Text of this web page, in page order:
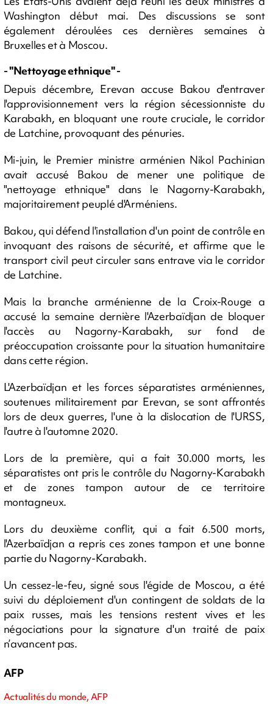
Washington début mai. Des discussions se sont
également déroulées ces dernières semaines à
Bruxelles et à Moscou.
- "Nettoyage ethnique" -
Depuis décembre, Erevan accuse Bakou d'entraver
l'approvisionnement vers la région sécessionniste du
Karabakh, en bloquant une route cruciale, le corridor
de Latchine, provoquant des pénuries.
Mi-juin, le Premier ministre arménien Nikol Pachinian
avait accusé Bakou de mener une politique de
"nettoyage ethnique" dans le Nagorny-Karabakh,
majoritairement peuplé d'Arméniens.
Bakou, qui défend l'installation d'un point de contrôle en
invoquant des raisons de sécurité, et affirme que le
transport civil peut circuler sans entrave via le corridor
de Latchine.
Mais la branche arménienne de la Croix-Rouge a
accusé la semaine dernière l'Azerbaïdjan de bloquer
l'accès au Nagorny-Karabakh, sur fond de
préoccupation croissante pour la situation humanitaire
dans cette région.
L'Azerbaïdjan et les forces séparatistes arméniennes,
soutenues militairement par Erevan, se sont affrontés
lors de deux guerres, l'une à la dislocation de l'URSS,
l'autre à l'automne 2020.
Lors de la première, qui a fait 30.000 morts, les
séparatistes ont pris le contrôle du Nagorny-Karabakh
et de zones tampon autour de ce territoire
montagneux.
Lors du deuxième conflit, qui a fait 6.500 morts,
l'Azerbaïdjan a repris ces zones tampon et une bonne
partie du Nagorny-Karabakh.
Un cessez-le-feu, signé sous l'égide de Moscou, a été
suivi du déploiement d'un contingent de soldats de la
paix russes, mais les tensions restent vives et les
négociations pour la signature d'un traité de paix
n’avancent pas.
AFP
Actualités du monde, AFP